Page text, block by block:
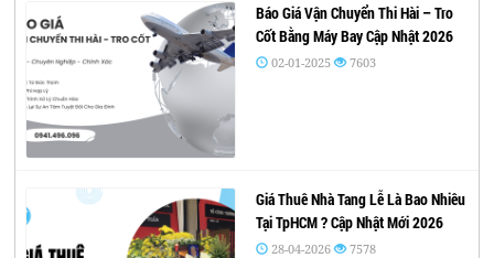
Báo Giá Vận Chuyển Thi Hài – Tro
Cốt Bằng Máy Bay Cập Nhật 2026
02-01-2025 7603
Giá Thuê Nhà Tang Lễ Là Bao Nhiêu
Tại TpHCM ? Cập Nhật Mới 2026
28-04-2026 7578